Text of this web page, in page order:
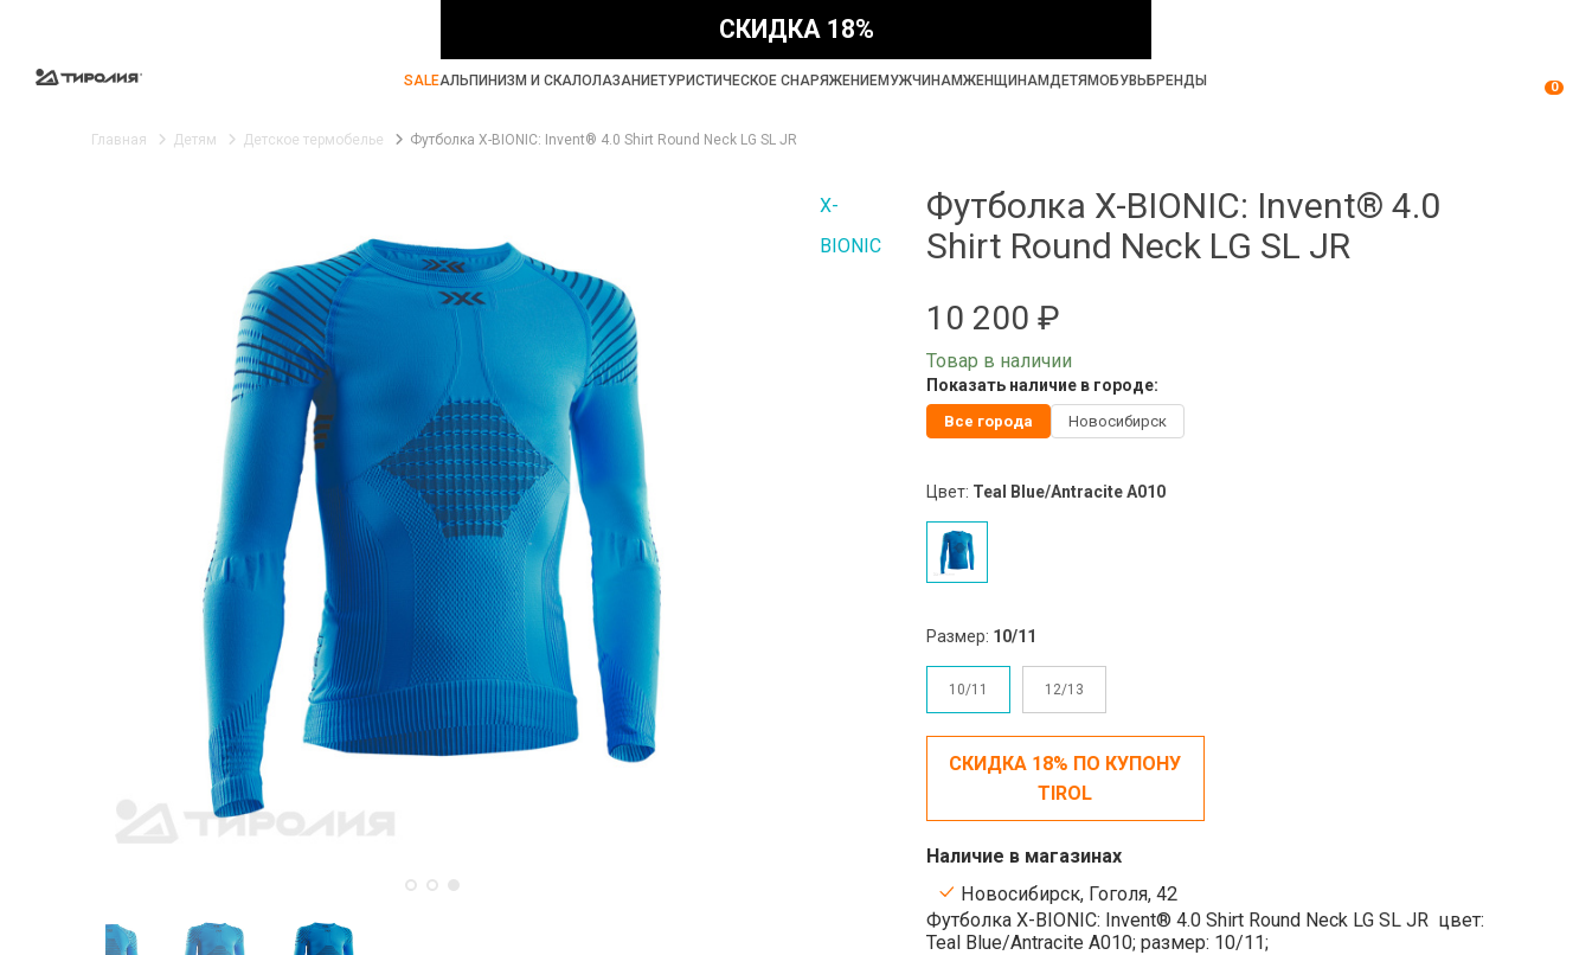
СКИДКА 18%
SALEАЛЬПИНИЗМ И СКАЛОЛАЗАНИЕТУРИСТИЧЕСКОЕ СНАРЯЖЕНИЕМУЖЧИНАМЖЕНЩИНАМДЕТЯМОБУВЬ БРЕНДЫ 0
Главная Детям Детское термобелье Футболка X-BIONIC: Invent® 4.0 Shirt Round Neck LG SL JR
X-
BIONIC
Футболка X-BIONIC: Invent® 4.0
Shirt Round Neck LG SL JR
10 200 ₽
Товар в наличии
Показать наличие в городе:
Все города Новосибирск
Цвет: Teal Blue/Antracite A010
Размер: 10/11
10/11 12/13
СКИДКА 18% ПО КУПОНУ
TIROL
Наличие в магазинах
Новосибирск, Гоголя, 42
Футболка X-BIONIC: Invent® 4.0 Shirt Round Neck LG SL JR цвет:
Teal Blue/Antracite A010; размер: 10/11;